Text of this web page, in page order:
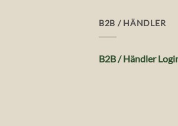
B2B / HÄNDLER
B2B / Händler